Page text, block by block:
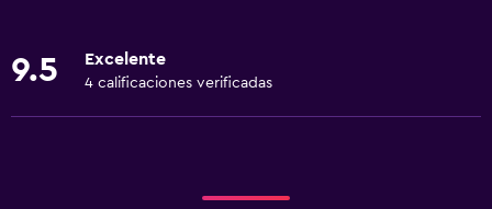
9.5 Excelente
4 calificaciones verificadas